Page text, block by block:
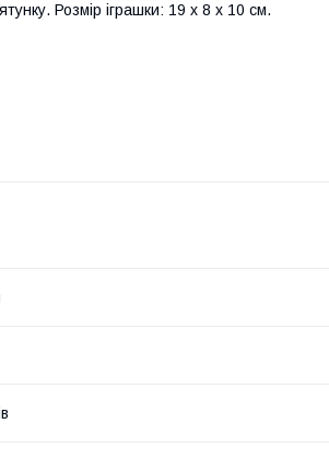
Розмір іграшки: 19 х 8 х 10 см.